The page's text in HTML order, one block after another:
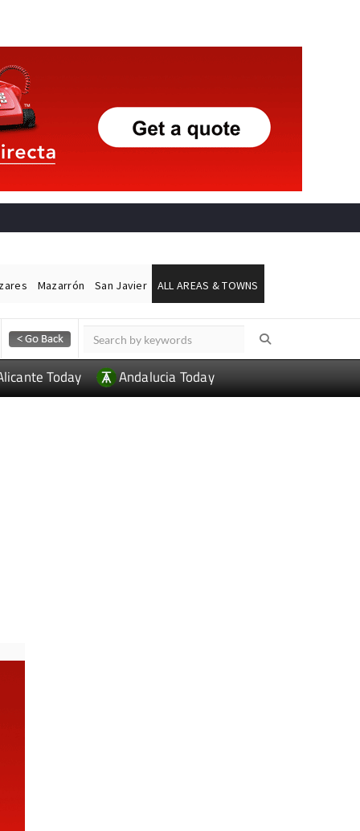
Mazarrón San Javier ALL AREAS & TOWNS
Today Andalucia Today